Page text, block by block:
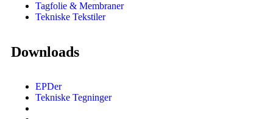
Tagfolie & Membraner
Tekniske Tekstiler
Downloads
EPDer
Tekniske Tegninger